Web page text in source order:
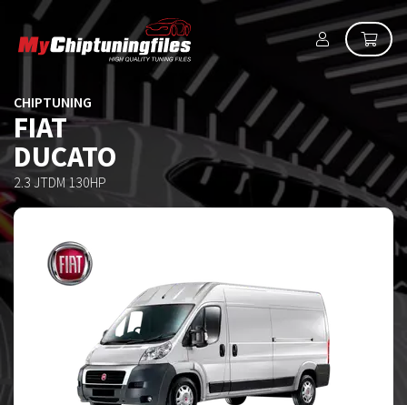
CHIPTUNING
FIAT
DUCATO
2.3 JTDM 130HP